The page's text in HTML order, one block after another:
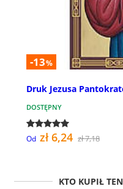
-13%
Druk Jezusa
DOSTĘPNY
Od zł 6,24 zł 7,18
KTO KUPIŁ